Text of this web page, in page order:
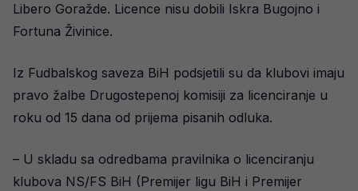
Libero Goražde. Licence nisu dobili Iskra Bugojno i
Fortuna Živinice.
Iz Fudbalskog saveza BiH podsjetili su da klubovi imaju
pravo žalbe Drugostepenoj komisiji za licenciranje u
roku od 15 dana od prijema pisanih odluka.
– U skladu sa odredbama pravilnika o licenciranju
klubova NS/FS BiH (Premijer ligu BiH i Premijer